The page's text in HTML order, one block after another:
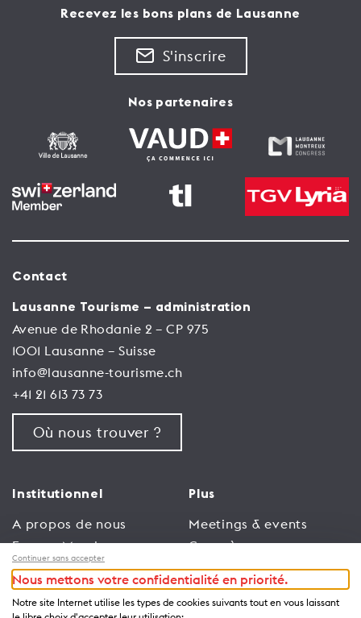
Recevez les bons plans de Lausanne
S'inscrire
Nos partenaires
Contact
Lausanne Tourisme – administration
Avenue de Rhodanie 2 – CP 975
1001 Lausanne – Suisse
info@lausanne-tourisme.ch
+41 21 613 73 73
Où nous trouver ?
Institutionnel
A propos de nous
Espace Membres
Emploi
Conditions générales
d’utilisation
Plus
Meetings & events
Congrès
Trade
Espace Médias
Annonceurs
Continuer sans accepter
Nous mettons votre confidentialité en priorité.
Notre site Internet utilise les types de cookies suivants tout en vous laissant